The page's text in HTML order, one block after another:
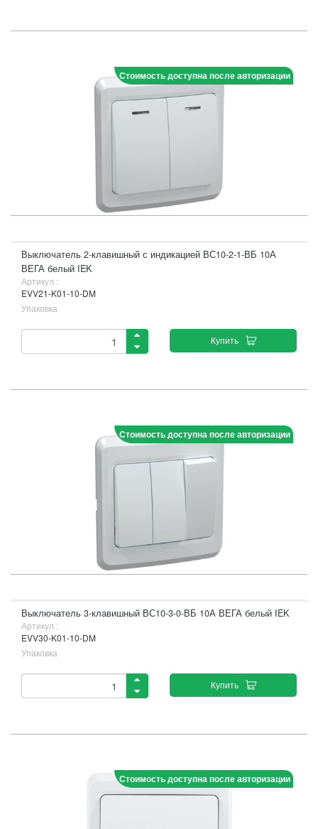
Стоимость доступна после авторизации
Выключатель 2-клавишный с индикацией ВС10-2-1-ВБ 10А
ВЕГА белый IEK
Артикул :
EVV21-K01-10-DM
Упаковка
Купить
Стоимость доступна после авторизации
Выключатель 3-клавишный ВС10-3-0-ВБ 10А ВЕГА белый IEK
Артикул :
EVV30-K01-10-DM
Упаковка
Купить
Стоимость доступна после авторизации